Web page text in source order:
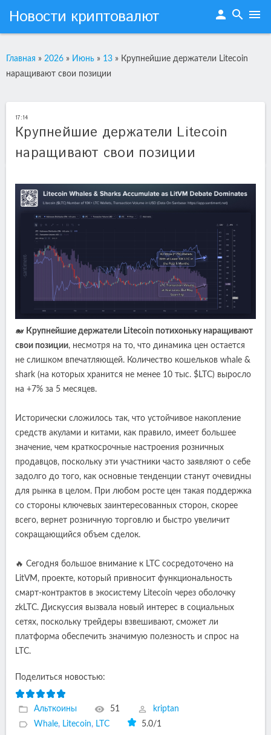
Новости криптовалют person search menu
Главная » 2026 » Июнь » 13 » Крупнейшие держатели Litecoin
наращивают свои позиции
17:14
Крупнейшие держатели Litecoin
наращивают свои позиции
🐋 Крупнейшие держатели Litecoin потихоньку наращивают
свои позиции, несмотря на то, что динамика цен остается
не слишком впечатляющей. Количество кошельков whale &
shark (на которых хранится не менее 10 тыс. $LTC) выросло
на +7% за 5 месяцев.
Исторически сложилось так, что устойчивое накопление
средств акулами и китами, как правило, имеет большее
значение, чем краткосрочные настроения розничных
продавцов, поскольку эти участники часто заявляют о себе
задолго до того, как основные тенденции станут очевидны
для рынка в целом. При любом росте цен такая поддержка
со стороны ключевых заинтересованных сторон, скорее
всего, вернет розничную торговлю и быстро увеличит
сокращающийся объем сделок.
🔥 Сегодня большое внимание к LTC сосредоточено на
LitVM, проекте, который привносит функциональность
смарт-контрактов в экосистему Litecoin через оболочку
zkLTC. Дискуссия вызвала новый интерес в социальных
сетях, поскольку трейдеры взвешивают, сможет ли
платформа обеспечить значимую полезность и спрос на
LTC.
Поделиться новостью:
Альткоины 51
kriptan
Whale, Litecoin, LTC 5.0/1